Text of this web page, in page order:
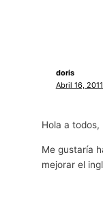
doris
Abril 16,
Hola a todos,
Me gustaría
mejorar el